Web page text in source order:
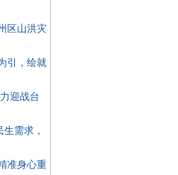
区山洪灾
引，绘就
迎战台
需求，
准身心重